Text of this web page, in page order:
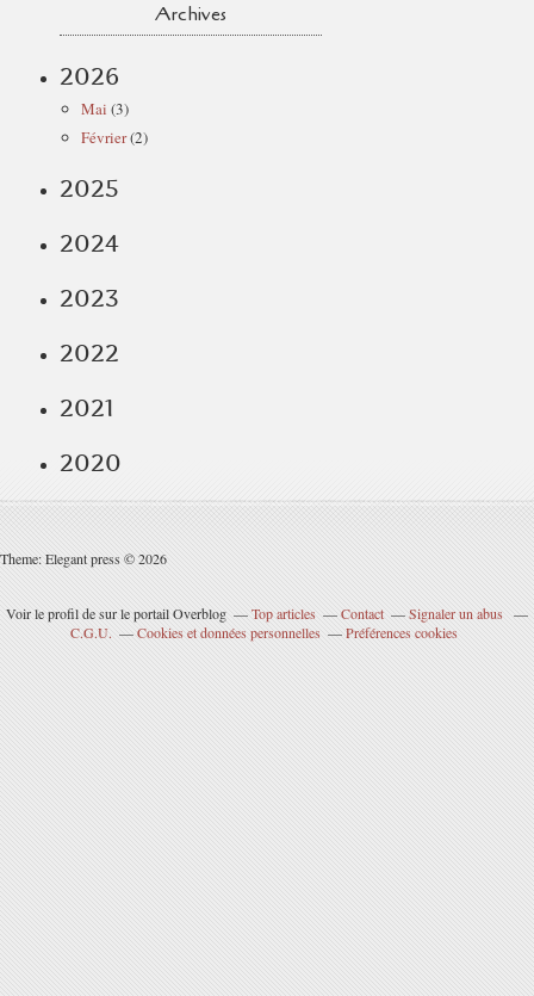
Archives
2026
Mai (3)
Février(2)
2025
2024
2023
2022
2021
2020
Theme: Elegant press © 2026
Voir le profil desur le portail Overblog Top articles Contact
Signaler un abus
C.G.U.
Cookies et données personnelles Préférences cookies